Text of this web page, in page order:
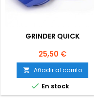
GRINDER QUICK
Precio
25,50 €
 Añadir al carrito
 En stock